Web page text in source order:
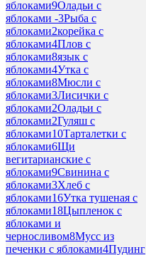
яблоками9Оладьи с
яблоками -3Рыба с
яблоками2корейка с
яблоками4Плов с
яблоками8язык с
яблоками4Утка с
яблоками8Мюсли с
яблоками3Лисички с
яблоками2Оладьи с
яблоками2Гуляш с
яблоками10Тарталетки с
яблоками6Щи
вегитарианские с
яблоками9Свинина с
яблоками3Хлеб с
яблоками16Утка тушеная с
яблоками18Цыпленок с
яблоками и
черносливом8Мусс из
печенки с яблоками4Пудинг